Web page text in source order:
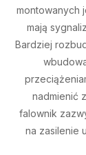
montowanych
mają
Bardziej
nadmienić
falownik
na zasilenie